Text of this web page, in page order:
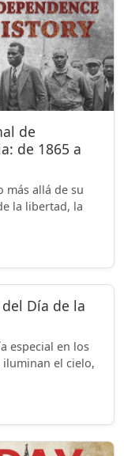
de
de 1865 a
más allá de su
la libertad, la
Día de la
especial en los
iluminan el cielo,